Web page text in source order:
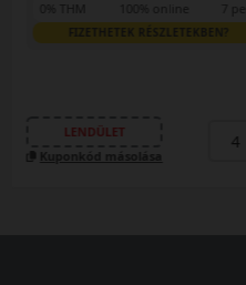
FIZETHETEK RÉSZLETEKBEN?
LENDÜLET
Kuponkód másolása